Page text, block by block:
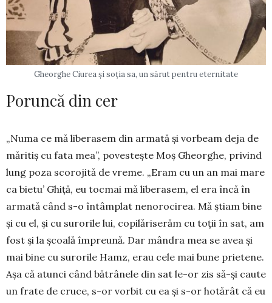
Gheorghe Ciurea și soția sa, un sărut pentru eternitate
Poruncă din cer
„Numa ce mă liberasem din armată și vorbeam deja de
măritiș cu fata mea”, poves­tește Moș Gheor­ghe, privind
lung poza scoro­jită de vreme. „Eram cu un an mai mare
ca bietu’ Ghiță, eu toc­mai mă liberasem, el era încă în
armată când s-o întâmplat nenorocirea. Mă știam bine
și cu el, și cu surorile lui, copi­lăriserăm cu toții în sat, am
fost și la școală împreună. Dar mândra mea se avea și
mai bine cu surorile Hamz, erau cele mai bune prietene.
Așa că atunci când bătrânele din sat le-or zis să-și caute
un frate de cruce, s-or vorbit cu ea și s-or hotărât că eu